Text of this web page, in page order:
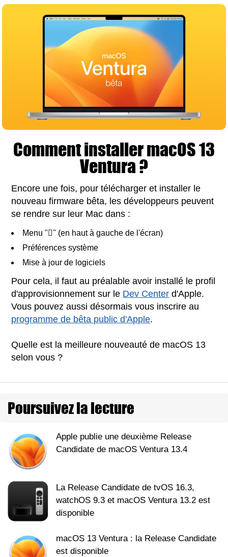
Comment installer macOS 13
Ventura ?
Encore une fois, pour télécharger et installer le
nouveau firmware bêta, les développeurs peuvent
se rendre sur leur Mac dans :
Menu "" (en haut à gauche de l'écran)
Préférences système
Mise à jour de logiciels
Pour cela, il faut au préalable avoir installé le profil
d'approvisionnement sur le Dev Center d'Apple.
Vous pouvez aussi désormais vous inscrire au
programme de bêta public d'Apple.
Quelle est la meilleure nouveauté de macOS 13
selon vous ?
Poursuivez la lecture
Apple publie une deuxième Release
Candidate de macOS Ventura 13.4
La Release Candidate de tvOS 16.3,
watchOS 9.3 et macOS Ventura 13.2 est
disponible
macOS 13 Ventura : la Release Candidate
est disponible